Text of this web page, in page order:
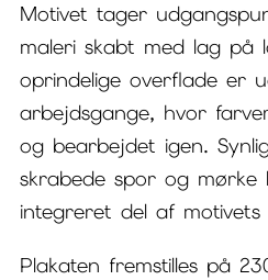
Motivet tager
maleri skabt med lag på
oprindelige overflade er
arbejdsgange, hvor
og bearbejdet igen.
skrabede spor og
integreret del af motivets
Plakaten fremstilles på